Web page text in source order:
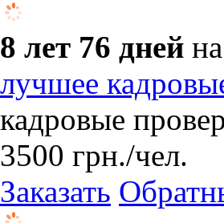
8 лет 76 дней
лучшее
кадровые
3500 грн./чел.
Заказать